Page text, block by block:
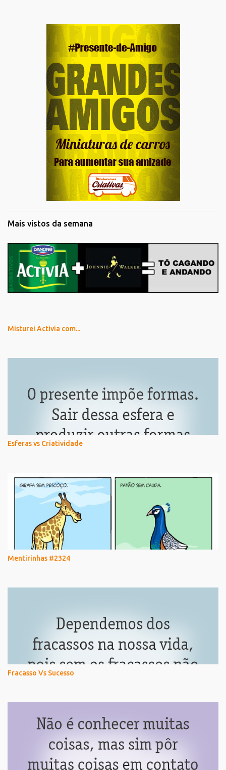
Mais vistos da semana
Misturei Activia com...
Esferas vs Criatividade
Mentirinhas #2324
Fracasso Vs Sucesso